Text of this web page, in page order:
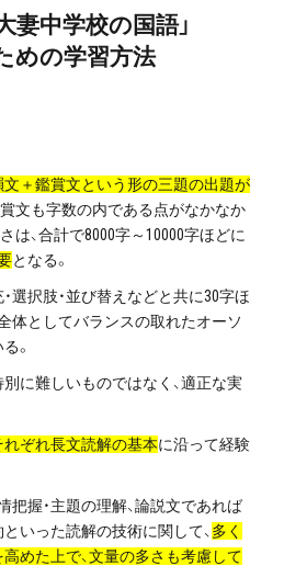
妻中学校の国語」
めの学習方法
文＋鑑賞文という形の三題の出題が
文も字数の内である点がなかなか
は、合計で8000字～10000字ほどに
となる。
・選択肢・並び替えなどと共に30字ほ
体としてバランスの取れたオーソ
。
に難しいものではなく、適正な実
れぞれ長文読解の基本に沿って経験
情把握・主題の理解、論説文であれば
いった読解の技術に関して、 多く
めた上で、文量の多さも考慮して